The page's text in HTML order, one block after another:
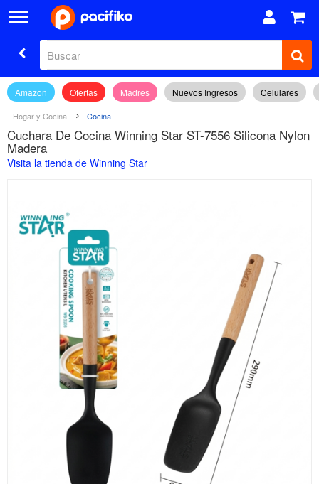
Amazon Ofertas Madres Nuevos Ingresos Celulares
Hogar y Cocina Cocina
Cuchara De Cocina Winning Star ST-7556 Silicona Nylon
Madera
Visita la tienda de Winning Star